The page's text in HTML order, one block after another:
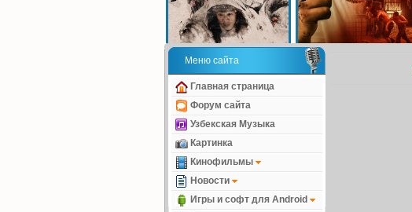
Меню сайта
Главная страница
Форум сайта
Узбекская Музыка
Картинка
Кинофильмы
Новости
Игры и софт для Android